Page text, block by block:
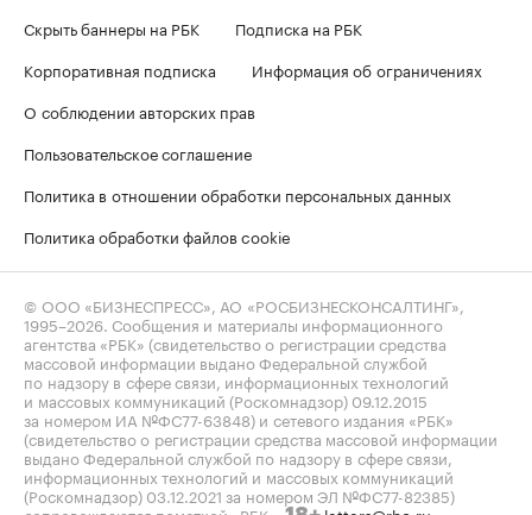
Скрыть баннеры на РБК
Подписка на РБК
Корпоративная подписка
Информация об ограничениях
О соблюдении авторских прав
Пользовательское соглашение
Политика в отношении обработки персональных данных
Политика обработки файлов cookie
© ООО «БИЗНЕСПРЕСС», АО «РОСБИЗНЕСКОНСАЛТИНГ»,
1995–2026 . Сообщения и материалы информационного
агентства «РБК» (свидетельство о регистрации средства
массовой информации выдано Федеральной службой
по надзору в сфере связи, информационных технологий
и массовых коммуникаций (Роскомнадзор) 09.12.2015
за номером ИА №ФС77-63848) и сетевого издания «РБК»
(свидетельство о регистрации средства массовой информации
выдано Федеральной службой по надзору в сфере связи,
информационных технологий и массовых коммуникаций
(Роскомнадзор) 03.12.2021 за номером ЭЛ №ФС77-82385)